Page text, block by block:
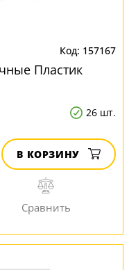
157167
Пластик
26 шт.
В КОРЗИНУ